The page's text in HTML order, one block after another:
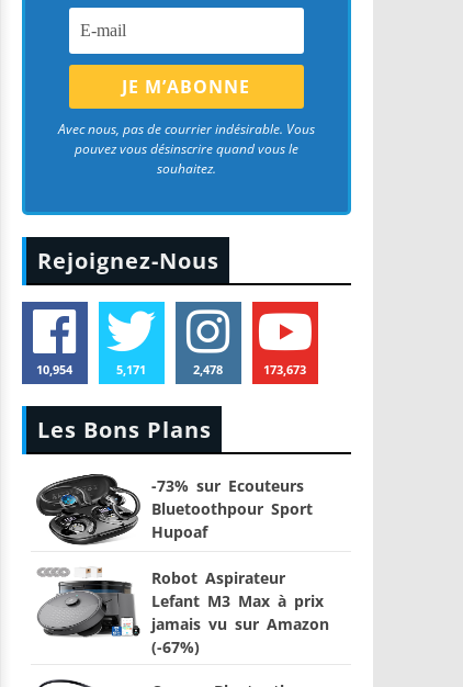
Avec nous, pas de courrier indésirable. Vous
pouvez vous désinscrire quand vous le
souhaitez.
Rejoignez-Nous
10,954 5,171 2,478 173,673
Les Bons Plans
-73% sur Ecouteurs
Bluetoothpour Sport
Hupoaf
Robot Aspirateur
Lefant M3 Max à prix
jamais vu sur Amazon
(-67%)